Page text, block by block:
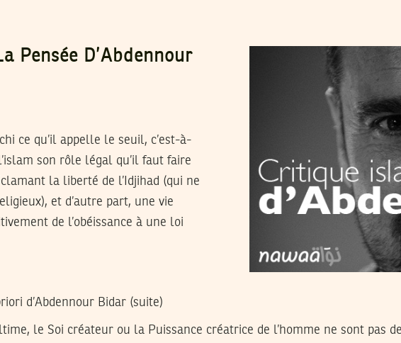
Pensée D’Abdennour
ce qu’il appelle le seuil, c’est-à-
son rôle légal qu’il faut faire
la liberté de l’Idjihad (qui ne
et d’autre part, une vie
de l’obéissance à une loi
d’Abdennour Bidar (suite)
le Soi créateur ou la Puissance créatrice de l’homme ne sont pas